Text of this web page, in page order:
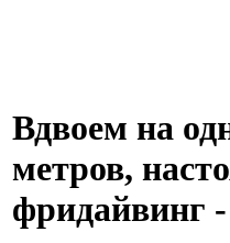
Вдвоем на
метров,
фридайвинг